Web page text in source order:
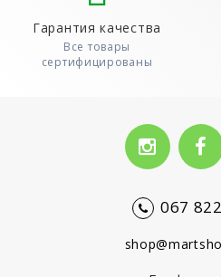
Гарантия качества
Все товары
сертифицированы
067